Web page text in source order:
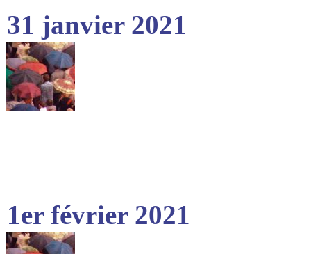
31 janvier 2021
1er février 2021